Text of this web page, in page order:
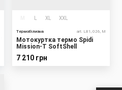
XL XXL
Термобілизна art. L81, 026, M
Мотокуртка термо Spidi
Mission-T SoftShell
7 210 грн